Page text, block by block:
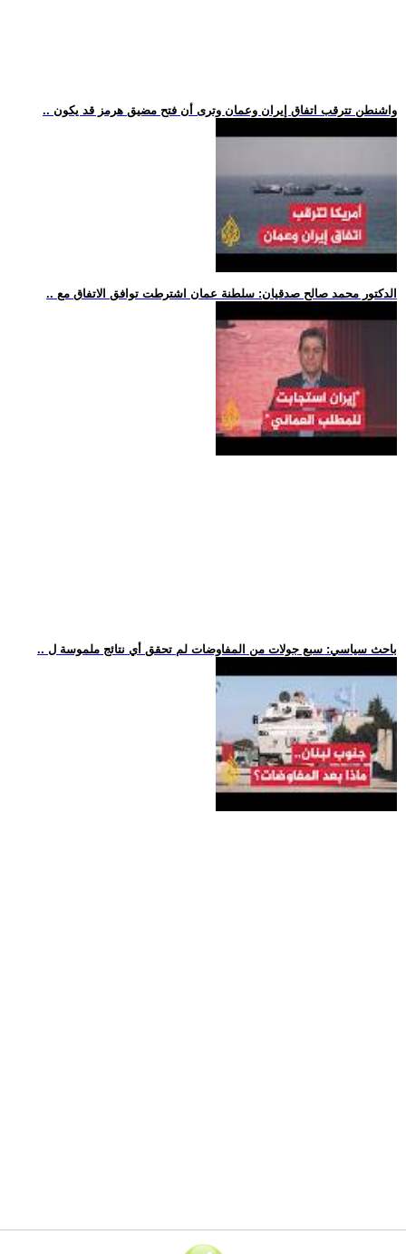
.. واشنطن تترقب اتفاق إيران وعمان وترى أن فتح مضيق هرمز قد يكون
.. الدكتور محمد صالح صدقيان: سلطنة عمان اشترطت توافق الاتفاق مع
.. باحث سياسي: سبع جولات من المفاوضات لم تحقق أي نتائج ملموسة ل